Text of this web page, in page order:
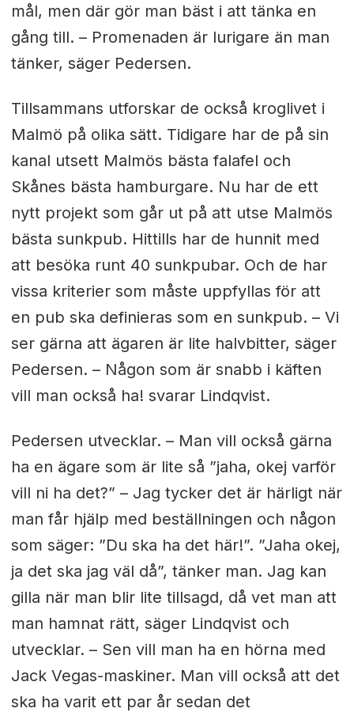
mål, men där gör man bäst i att tänka en
gång till. – Promenaden är lurigare än man
tänker, säger Pedersen.
Tillsammans utforskar de också kroglivet i
Malmö på olika sätt. Tidigare har de på sin
kanal utsett Malmös bästa falafel och
Skånes bästa hamburgare. Nu har de ett
nytt projekt som går ut på att utse Malmös
bästa sunkpub. Hittills har de hunnit med
att besöka runt 40 sunkpubar. Och de har
vissa kriterier som måste uppfyllas för att
en pub ska definieras som en sunkpub. – Vi
ser gärna att ägaren är lite halvbitter, säger
Pedersen. – Någon som är snabb i käften
vill man också ha! svarar Lindqvist.
Pedersen utvecklar. – Man vill också gärna
ha en ägare som är lite så ”jaha, okej varför
vill ni ha det?” – Jag tycker det är härligt när
man får hjälp med beställningen och någon
som säger: ”Du ska ha det här!”. ”Jaha okej,
ja det ska jag väl då”, tänker man. Jag kan
gilla när man blir lite tillsagd, då vet man att
man hamnat rätt, säger Lindqvist och
utvecklar. – Sen vill man ha en hörna med
Jack Vegas-maskiner. Man vill också att det
ska ha varit ett par år sedan det